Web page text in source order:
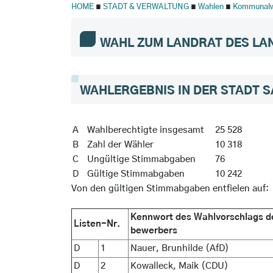
HOME ∎ STADT & VERWALTUNG ∎ Wahlen ∎
WAHL ZUM LANDRAT DES
WAHLERGEBNIS IN DER STADT
A Wahlberechtigte insgesamt
25 528
B
Zahl der Wähler
10 318
C
Ungültige Stimmabgaben
76
D
Gültige Stimmabgaben
10 242
Von den gültigen Stimmabgaben entfielen auf:
Listen-Nr.
Kennwort des Wahlvorschlags
bewerbers
D
1
Nauer, Brunhilde (AfD)
D
2 Kowalleck, Maik (CDU)